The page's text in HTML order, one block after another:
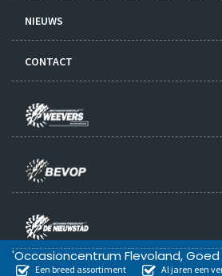
NIEUWS
CONTACT
'Occasioncentrum Flevoland,
Een breed assortiment Al jaren een